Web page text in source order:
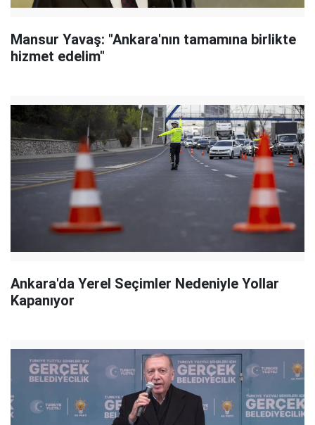
Mansur Yavaş: "Ankara'nın tamamına birlikte
hizmet edelim"
Ankara'da Yerel Seçimler Nedeniyle Yollar
Kapanıyor